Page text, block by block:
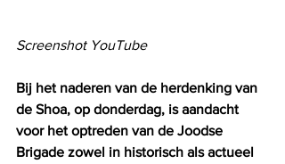
Screenshot YouTube
Bij het naderen van de herdenking van
de Shoa, op donderdag, is aandacht
voor het optreden van de Joodse
Brigade zowel in historisch als actueel